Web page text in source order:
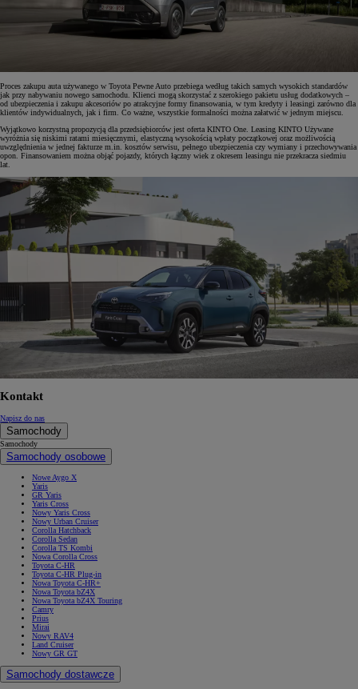
Proces zakupu auta używanego w Toyota Pewne Auto przebiega według takich samych wysokich standardów
jak przy nabywaniu nowego samochodu. Klienci mogą skorzystać z szerokiego pakietu usług dodatkowych –
od ubezpieczenia i zakupu akcesoriów po atrakcyjne formy finansowania, w tym kredyty i leasingi zarówno dla
klientów indywidualnych, jak i firm. Co ważne, wszystkie formalności można załatwić w jednym miejscu.
Wyjątkowo korzystną propozycją dla przedsiębiorców jest oferta KINTO One. Leasing KINTO Używane
wyróżnia się niskimi ratami miesięcznymi, elastyczną wysokością wpłaty początkowej oraz możliwością
uwzględnienia w jednej fakturze m.in. kosztów serwisu, pełnego ubezpieczenia czy wymiany i przechowywania
opon. Finansowaniem można objąć pojazdy, których łączny wiek z okresem leasingu nie przekracza siedmiu
lat.
Kontakt
Napisz do nas
Samochody
Samochody
Samochody osobowe
Nowe Aygo X
Yaris
GR Yaris
Yaris Cross
Nowy Yaris Cross
Nowy Urban Cruiser
Corolla Hatchback
Corolla Sedan
Corolla TS Kombi
Nowa Corolla Cross
Toyota C-HR
Toyota C-HR Plug-in
Nowa Toyota C-HR+
Nowa Toyota bZ4X
Nowa Toyota bZ4X Touring
Camry
Prius
Mirai
Nowy RAV4
Land Cruiser
Nowy GR GT
Samochody dostawcze